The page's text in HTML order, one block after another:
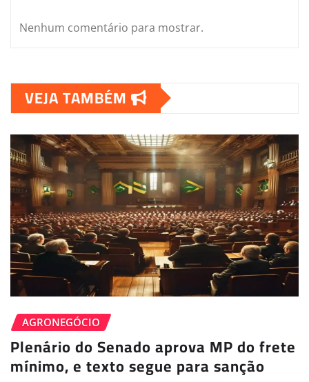
Nenhum comentário para mostrar.
VEJA TAMBÉM
AGRONEGÓCIO
Plenário do Senado aprova MP do frete
mínimo, e texto segue para sanção